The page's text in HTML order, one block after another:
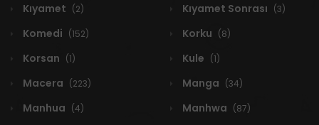
Kıyamet (2) Kıyamet Sonrası (3)
Komedi (152) Korku (8)
Korsan (1) Kule (1)
Macera (223) Manga (34)
Manhua (4) Manhwa (87)